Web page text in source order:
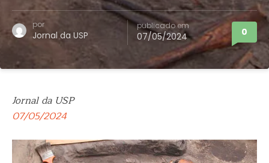
por
Jornal da USP
publicado em
07/05/2024 0
Jornal da USP
07/05/2024